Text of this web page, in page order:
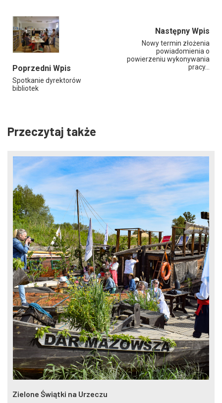
Poprzedni Wpis
Spotkanie dyrektorów
bibliotek
Następny Wpis
Nowy termin złożenia
powiadomienia o
powierzeniu wykonywania
pracy…
Przeczytaj także
Zielone Świątki na Urzeczu